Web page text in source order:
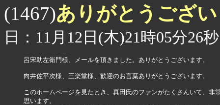
(1467)ありがとうござ
日：11月12日(木)21時05分26秒
呂宋助左衛門様、メールを頂きました。ありがとうございます。
向井佐平次様、三楽堂様、歓迎のお言葉ありがとうございます。
このホームページを見たとき、真田氏のファンがたくさんいて、非
思います。